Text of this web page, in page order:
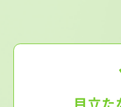
目立た